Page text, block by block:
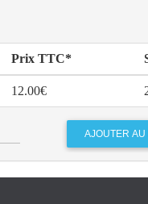
Prix TTC*
12.00€